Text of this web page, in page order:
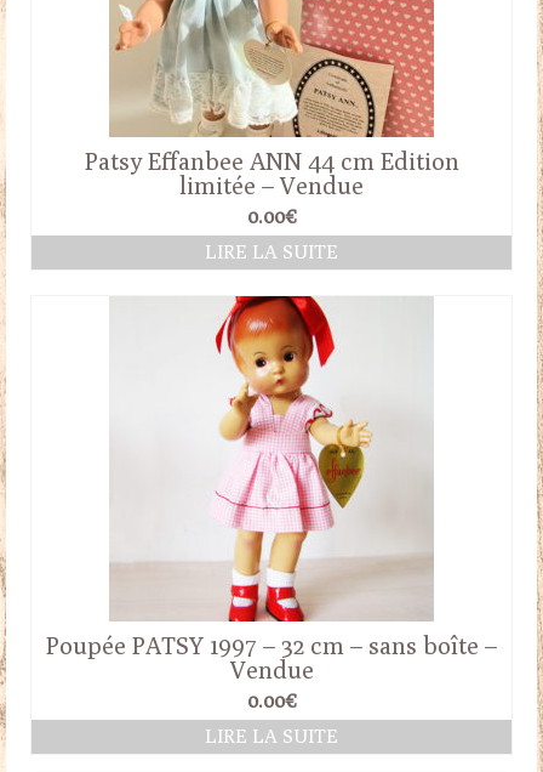
Patsy Effanbee ANN 44 cm Edition
limitée – Vendue
0.00€
LIRE LA SUITE
Poupée PATSY 1997 – 32 cm – sans boîte –
Vendue
0.00€
LIRE LA SUITE